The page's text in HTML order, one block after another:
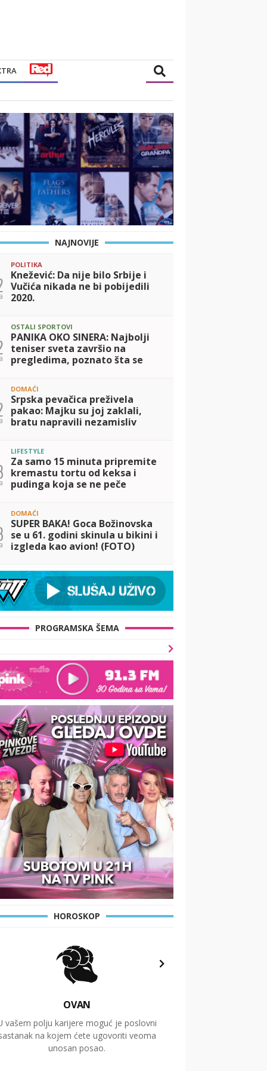
NAJNOVIJE
POLITIKA
Knežević: Da nije bilo Srbije i
Vučića nikada ne bi pobijedili
2020.
OSTALI SPORTOVI
PANIKA OKO SINERA: Najbolji
teniser sveta završio na
pregledima, poznato šta se
DOMAĆI
Srpska pevačica preživela
pakao: Majku su joj zaklali,
bratu napravili nezamisliv
ima samo j
LIFESTYLE
Za samo 15 minuta pripremite
kremastu tortu od keksa i
pudinga koja se ne peče
DOMAĆI
SUPER BAKA! Goca Božinovska
se u 61. godini skinula u bikini i
izgleda kao avion! (FOTO)
PROGRAMSKA ŠEMA
HOROSKOP
OVAN
vašem polju karijere moguć je poslovni
na kojem ćete ugovoriti veoma
unosan posao.